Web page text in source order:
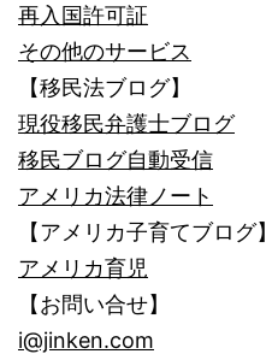
再入国許可証
その他のサービス
【移民法ブログ】
現役移民弁護士ブログ
移民ブログ自動受信
アメリカ法律ノート
【アメリカ子育てブログ】
アメリカ育児
【お問い合せ】
i@jinken.com